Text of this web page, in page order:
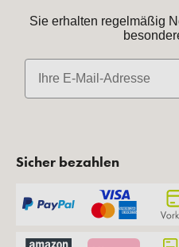
Sie erhalten regelmäßig
E-Mail
Sicher bezahlen